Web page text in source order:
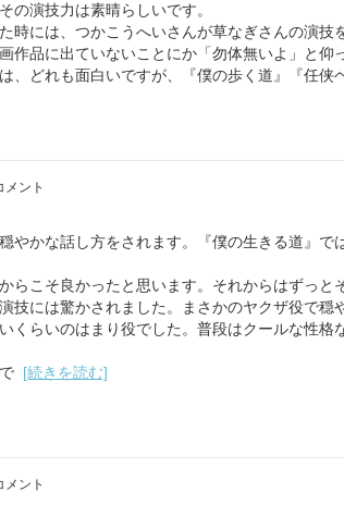
の演技力は素晴らしいです。
時には、つかこうへいさんが草なぎさんの演
作品に出ていないことにか「勿体無いよ」と仰
、どれも面白いですが、『僕の歩く道』『任侠
メント
やかな話し方をされます。『僕の生きる道』
らこそ良かったと思います。それからはずっ
技には驚かされました。まさかのヤクザ役で
くらいのはまり役でした。普段はクールな性
[続きを読む]
メント